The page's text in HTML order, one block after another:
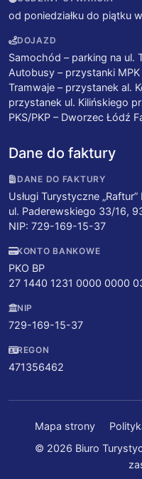
od poniedziałku do piątku
DOJAZD
Samochód – parking na ul.
Autobusy – przystanki
Tramwaje – przystanek al.
przystanek ul. Kilińskiego
PKS/PKP – Dworzec Łódź
Dane do faktury
DANE DO FAKTURY
Usługi Turystyczne
ul. Paderewskiego 33/16,
NIP: 729-169-15-37
KONTO BANKOWE
PKO BP
27 1440 1231 0000 0000
NIP
729-169-15-37
REGON
471356462
Mapa strony
© 2026 Biuro